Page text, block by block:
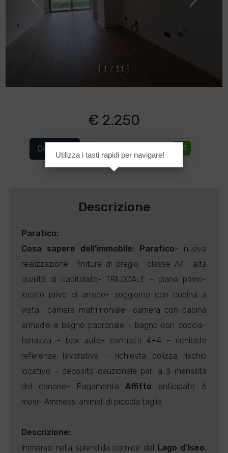
1 / 1 1
€ 2.250
Cod. 1121 A4
Descrizione
Paratico:
Cosa sapere dell'immobile: Paratico- nuova
realizzazione- finiture di pregio- classe A4- alta
qualità di capitolato- TRILOCALE - piano primo-
locato privo di arredo- soggiorno con cucina a
vista- camera matrimoniale- camera con cabina
armadio e bagno padronale - bagno con doccia-
terrazza - box auto- contratti 4+4 - richieste
referenze lavorative - richiesta polizza rischio
locativo - deposito cauzionale pari a 3 mensilità
del canone- PagamentoAffitto anticipato 6
mesi- Ammessi animali di piccola taglia.
Descrizione:
Immerso nella splendida cornice del Lago d'Iseo,
Utilizza i tasti rapidi per navigare!